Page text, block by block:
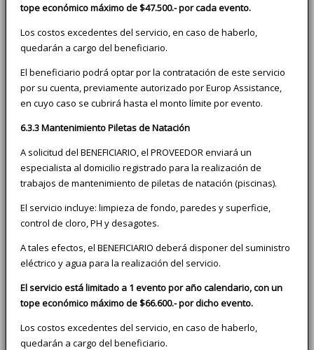
tope económico máximo de $47.500.- por cada evento.
Los costos excedentes del servicio, en caso de haberlo,
quedarán a cargo del beneficiario.
El beneficiario podrá optar por la contratación de este servicio
por su cuenta, previamente autorizado por Europ Assistance,
en cuyo caso se cubrirá hasta el monto límite por evento.
6.3.3 Mantenimiento Piletas de Natación
A solicitud del BENEFICIARIO, el PROVEEDOR enviará un
especialista al domicilio registrado para la realización de
trabajos de mantenimiento de piletas de natación (piscinas).
El servicio incluye: limpieza de fondo, paredes y superficie,
control de cloro, PH y desagotes.
A tales efectos, el BENEFICIARIO deberá disponer del suministro
eléctrico y agua para la realización del servicio.
El servicio está limitado a 1 evento por año calendario, con un
tope económico máximo de $66.600.- por dicho evento.
Los costos excedentes del servicio, en caso de haberlo,
quedarán a cargo del beneficiario.